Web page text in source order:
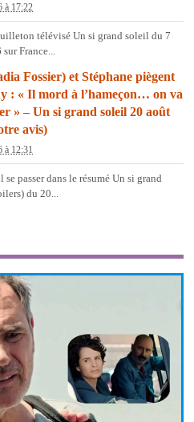
à 17:22
télévisé Un si grand soleil du 7
France...
Fossier) et Stéphane piègent
: « Il mord à l’hameçon… on va
» – Un si grand soleil 20 août
avis)
à 12:31
se passer dans le résumé Un si grand
du 20...